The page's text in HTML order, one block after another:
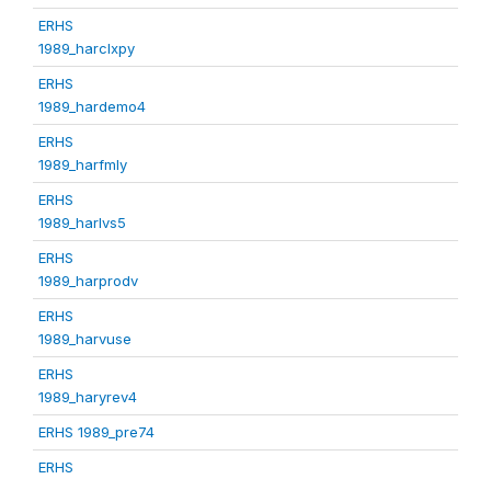
ERHS
1989_harclxpy
ERHS
1989_hardemo4
ERHS
1989_harfmly
ERHS
1989_harlvs5
ERHS
1989_harprodv
ERHS
1989_harvuse
ERHS
1989_haryrev4
ERHS 1989_pre74
ERHS